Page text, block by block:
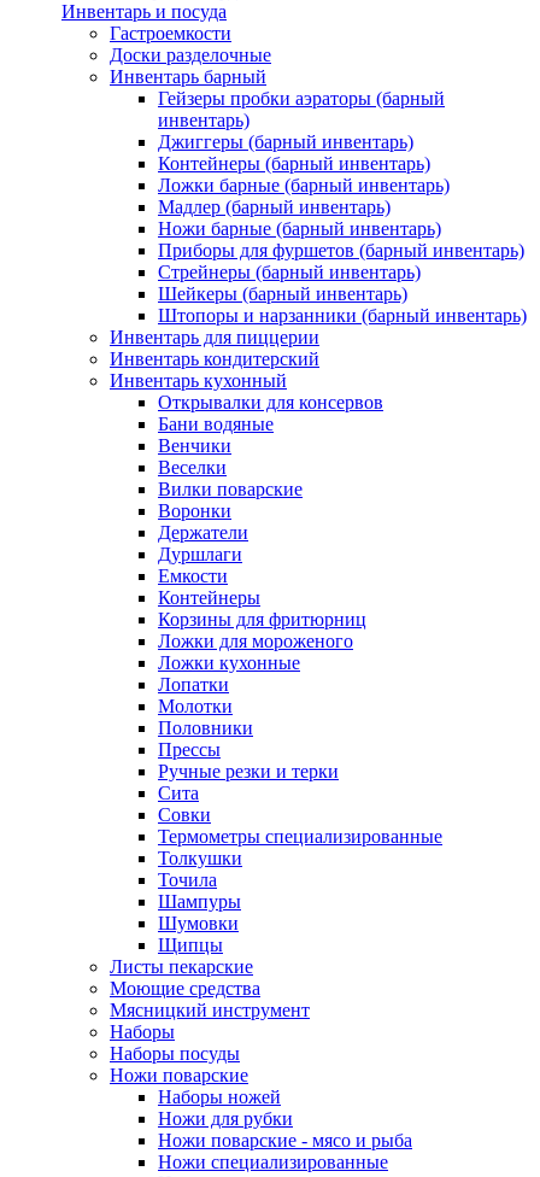
Инвентарь и посуда
Гастроемкости
Доски разделочные
Инвентарь барный
Гейзеры пробки аэраторы (барный
инвентарь)
Джиггеры (барный инвентарь)
Контейнеры (барный инвентарь)
Ложки барные (барный инвентарь)
Мадлер (барный инвентарь)
Ножи барные (барный инвентарь)
Приборы для фуршетов (барный инвентарь)
Стрейнеры (барный инвентарь)
Шейкеры (барный инвентарь)
Штопоры и нарзанники (барный инвентарь)
Инвентарь для пиццерии
Инвентарь кондитерский
Инвентарь кухонный
Открывалки для консервов
Бани водяные
Венчики
Веселки
Вилки поварские
Воронки
Держатели
Дуршлаги
Емкости
Контейнеры
Корзины для фритюрниц
Ложки для мороженого
Ложки кухонные
Лопатки
Молотки
Половники
Прессы
Ручные резки и терки
Сита
Совки
Термометры специализированные
Толкушки
Точила
Шампуры
Шумовки
Щипцы
Листы пекарские
Моющие средства
Мясницкий инструмент
Наборы
Наборы посуды
Ножи поварские
Наборы ножей
Ножи для рубки
Ножи поварские - мясо и рыба
Ножи специализированные